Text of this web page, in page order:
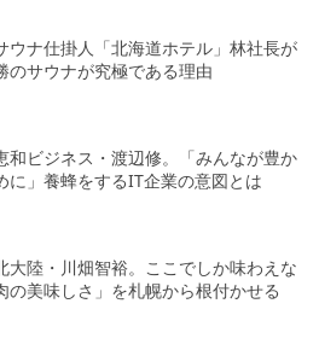
ウナ仕掛人「北海道ホテル」林社長が
のサウナが究極である理由
和ビジネス・渡辺修。「みんなが豊か
に」養蜂をするIT企業の意図とは
大陸・川畑智裕。ここでしか味わえな
の美味しさ」を札幌から根付かせる